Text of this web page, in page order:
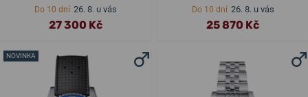
Do 10 dní 26. 8. u vás
27 300 Kč
Do 10 dní 26. 8. u vás
25 870 Kč
NOVINKA